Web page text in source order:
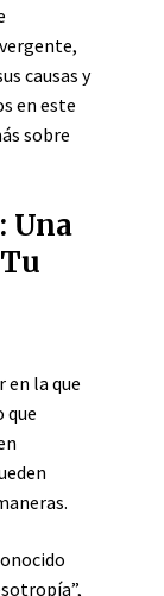
causas y
en este
sobre
Una
en la que
que